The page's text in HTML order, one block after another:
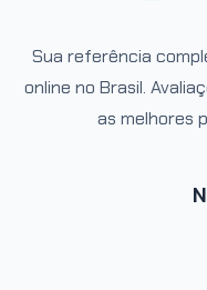
Sua referência
online no Brasil.
as melhores